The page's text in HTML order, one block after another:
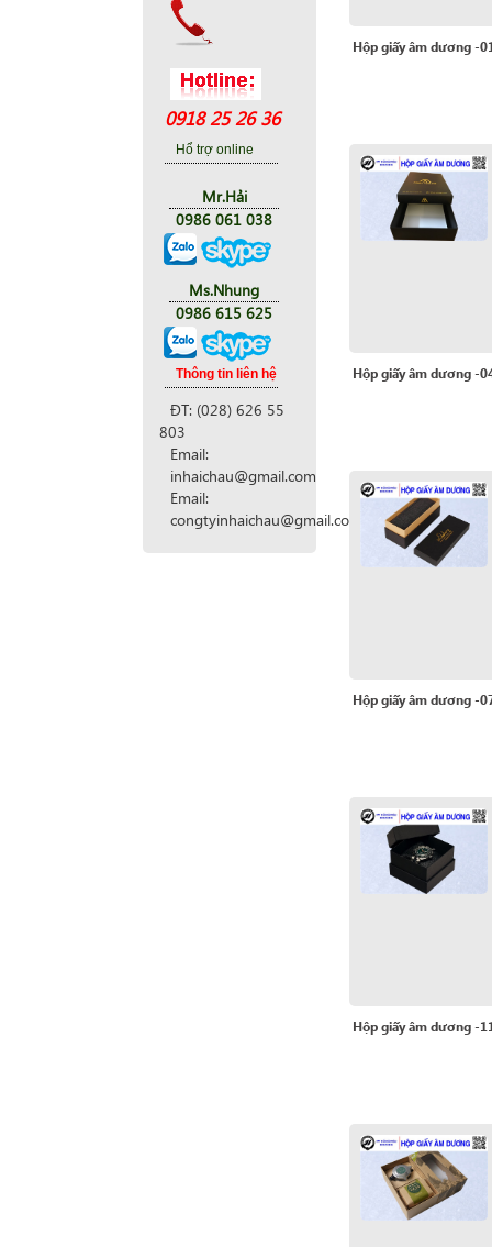
0918 25 26 36
Hổ trợ online
Mr.Hải
0986 061 038
Ms.Nhung
0986 615 625
Thông tin liên hệ
ĐT: (028) 626 55
803
Email:
inhaichau@gmail.com
Email:
congtyinhaichau@gmail.com
Hộp giấy âm dương -
Hộp giấy âm dương -
Hộp giấy âm dương -
Hộp giấy âm dương -